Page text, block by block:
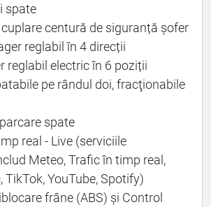
spate
centură de siguranță șofer
reglabil în 4 direcții
reglabil electric în 6 poziții
pe rândul doi, fracţionabile
spate
real - Live (serviciile
Meteo, Trafic în timp real,
YouTube, Spotify)
frâne (ABS) și Control